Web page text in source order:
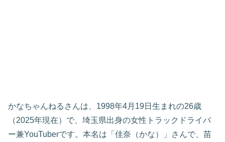
かなちゃんねるさんは、1998年4月19日生まれの26歳
（2025年現在）で、埼玉県出身の女性トラックドライバ
ー兼YouTuberです。本名は「佳奈（かな）」さんで、苗